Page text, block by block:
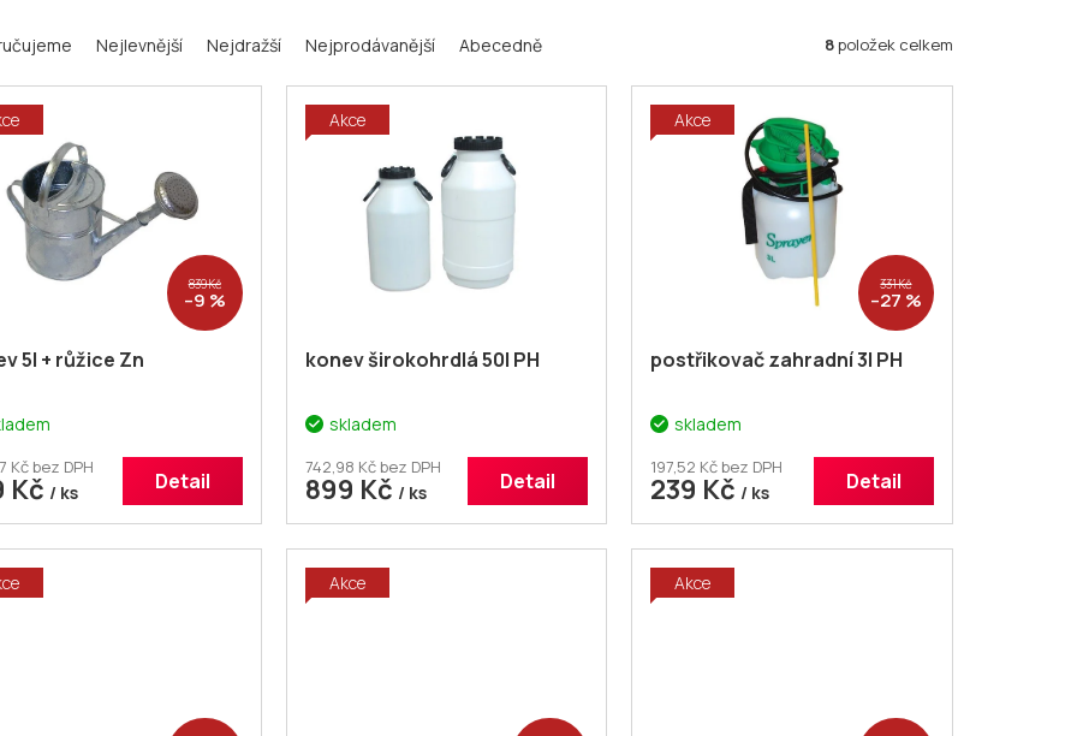
Nejlevnější Nejdražší Nejprodávanější Abecedně 8položek celkem
839 Kč
–9 %
5l + růžice Zn
Kč bez DPH
Kč / ks Detail
Akce
konev širokohrdlá 50l PH
skladem
742,98 Kč bez DPH
899 Kč / ks Detail
Akce
331 Kč
–27 %
postřikovač zahradní 3l PH
skladem
197,52 Kč bez DPH
239 Kč / ks Detail
Akce Akce